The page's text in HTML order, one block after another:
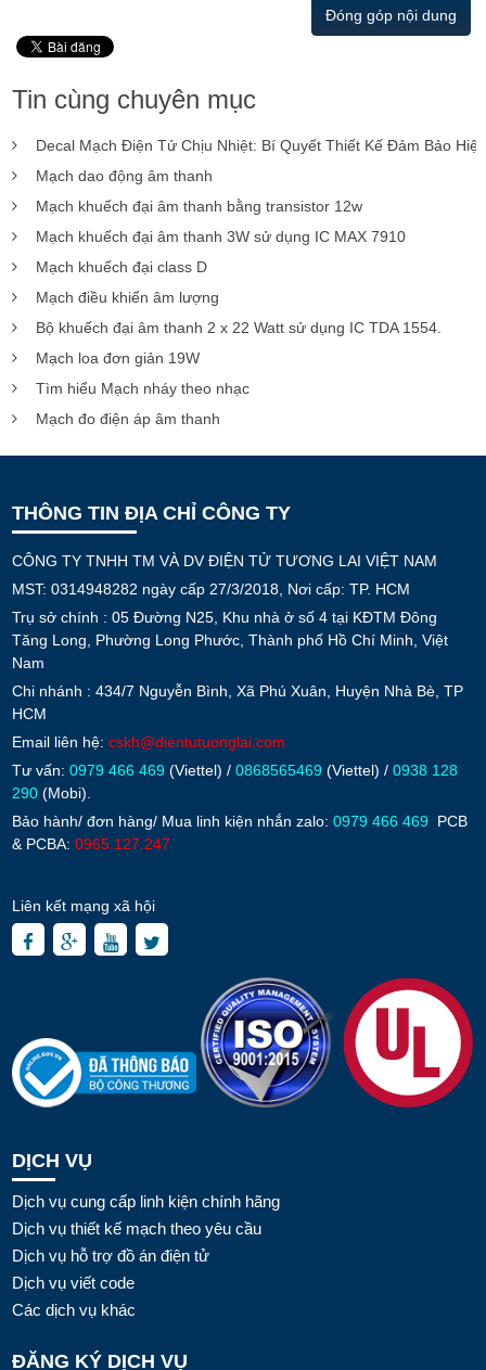
Đóng góp nội dung
Tin cùng chuyên mục
Decal Mạch Điện Tử Chịu Nhiệt: Bí Quyết Thiết Kế Đảm Bảo
Mạch dao động âm thanh
Mạch khuếch đại âm thanh bằng transistor 12w
Mạch khuếch đại âm thanh 3W sử dụng IC MAX 7910
Mạch khuếch đại class D
Mạch điều khiển âm lượng
Bộ khuếch đại âm thanh 2 x 22 Watt sử dụng IC TDA 1554.
Mạch loa đơn giản 19W
Tìm hiểu Mạch nháy theo nhạc
Mạch đo điện áp âm thanh
THÔNG TIN ĐỊA CHỈ CÔNG TY
CÔNG TY TNHH TM VÀ DV ĐIỆN TỬ TƯƠNG LAI VIỆT NAM
MST: 0314948282 ngày cấp 27/3/2018, Nơi cấp: TP. HCM
Trụ sở chính : 05 Đường N25, Khu nhà ở số 4 tại KĐTM Đông
Tăng Long, Phường Long Phước, Thành phố Hồ Chí Minh, Việt
Nam
Chi nhánh : 434/7 Nguyễn Bình, Xã Phú Xuân, Huyện Nhà Bè, TP
HCM
Email liên hệ: cskh@dientutuonglai.com
Tư vấn: 0979 466 469 (Viettel) / 0868565469 (Viettel) / 0938 128
290 (Mobi).
Bảo hành/ đơn hàng/ Mua linh kiện nhắn zalo: 0979 466 469
PCB
& PCBA: 0965.127.247
Liên kết mạng xã hội
DỊCH VỤ
Dịch vụ cung cấp linh kiện chính hãng
Dịch vụ thiết kế mạch theo yêu cầu
Dịch vụ hỗ trợ đồ án điện tử
Dịch vụ viết code
Các dịch vụ khác
ĐĂNG KÝ DỊCH VỤ